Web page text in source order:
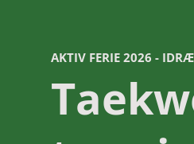
AKTIV FERIE 2026 -